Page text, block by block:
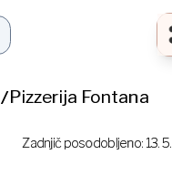
/Pizzerija Fontana
Zadnjič posodobljeno: 13.